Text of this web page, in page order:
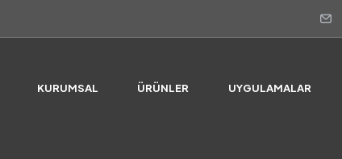
KURUMSAL ÜRÜNLER UYGULAMALAR